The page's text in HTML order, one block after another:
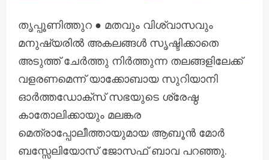
തൃപ്പൂണിത്തുറ ● മതവും വിശ്വാസവും
മനുഷ്യരിൽ അകലങ്ങൾ സൃഷ്ടിക്കാതെ
അടുത്ത് ചേർത്തു നിർത്തുന്ന തലങ്ങളിലേക്ക്
വളരണമെന്ന് യാക്കോബായ സുറിയാനി
ഓർത്തഡോക്സ് സഭയുടെ ശ്രേഷ്ഠ
കാതോലിക്കായും മലങ്കര
മെത്രാപ്പോലീത്തായുമായ ആബൂൻ മോർ
ബസ്സേലിയോസ് ജോസഫ് ബാവ പറഞ്ഞു.